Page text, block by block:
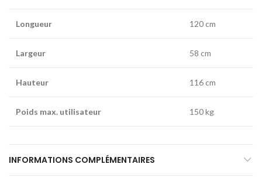
Longueur 120 cm
Largeur 58 cm
Hauteur 116 cm
Poids max. utilisateur 150 kg
INFORMATIONS COMPLÉMENTAIRES